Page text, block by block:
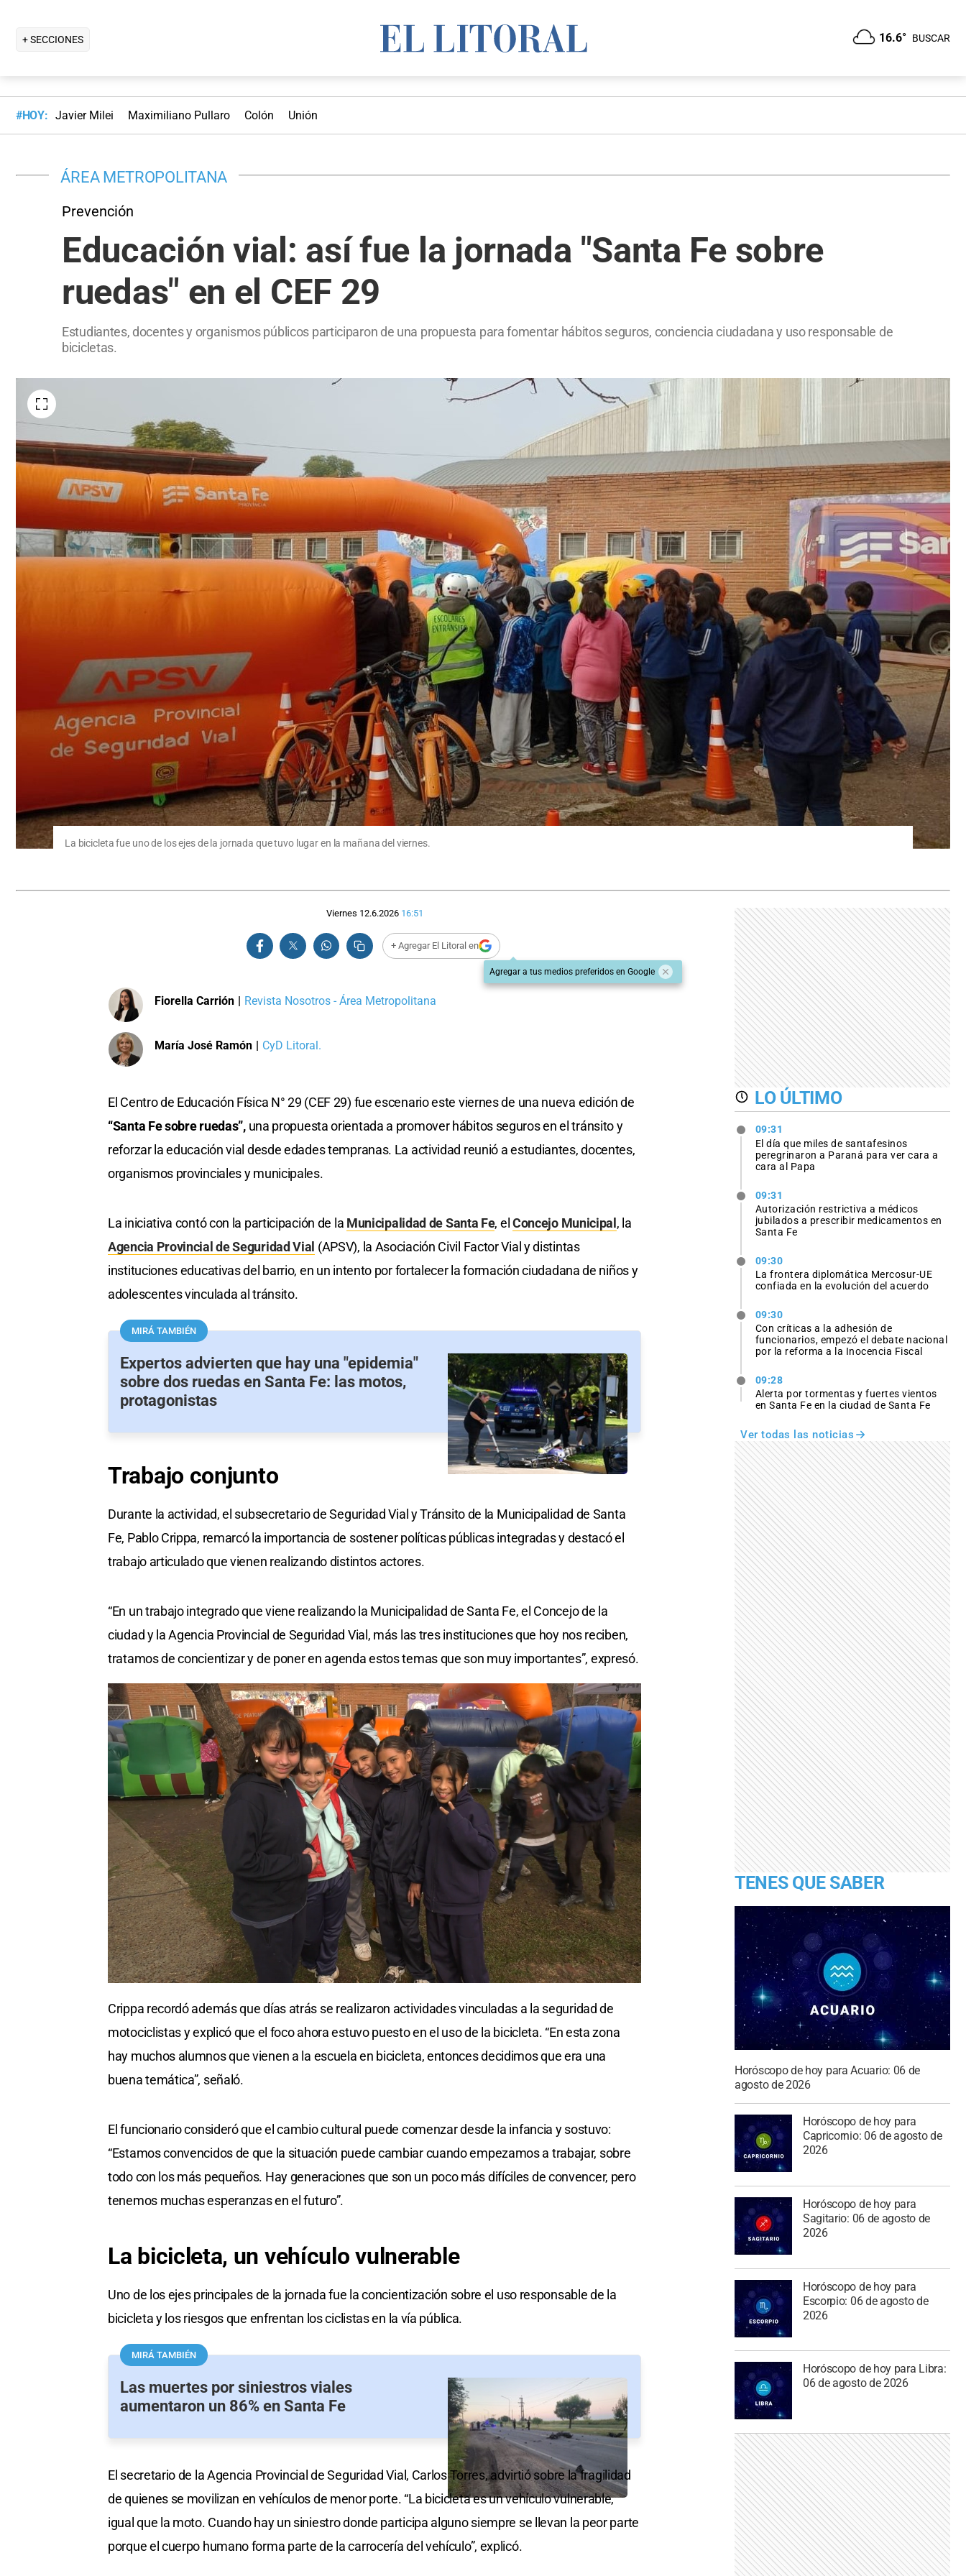
+ SECCIONES 16.6° BUSCAR
#HOY: Javier Milei Maximiliano Pullaro Colón Unión
ÁREA METROPOLITANA
Prevención
Educación vial: así fue la jornada "Santa Fe sobre
ruedas" en el CEF 29
Estudiantes, docentes y organismos públicos participaron de una propuesta para fomentar hábitos seguros, conciencia ciudadana y uso responsable de
bicicletas.
La bicicleta fue uno de los ejes de la jornada que tuvo lugar en la mañana del viernes.
Viernes 12.6.2026 16:51
+ Agregar El Litoral en
Agregar a tus medios preferidos en Google
Fiorella Carrión | Revista Nosotros - Área Metropolitana
María José Ramón | CyD Litoral.
El Centro de Educación Física N° 29 (CEF 29) fue escenario este viernes de una nueva edición de
“Santa Fe sobre ruedas”,una propuesta orientada a promover hábitos seguros en el tránsito y
reforzar la educación vial desde edades tempranas. La actividad reunió a estudiantes, docentes,
organismos provinciales y municipales.
La iniciativa contó con la participación de la Municipalidad de Santa Fe, el Concejo Municipal , la
Agencia Provincial de Seguridad Vial (APSV), la Asociación Civil Factor Vial y distintas
instituciones educativas del barrio, en un intento por fortalecer la formación ciudadana de niños y
adolescentes vinculada al tránsito.
MIRÁ TAMBIÉN
Expertos advierten que hay una "epidemia"
sobre dos ruedas en Santa Fe: las motos,
protagonistas
Trabajo conjunto
Durante la actividad, el subsecretario de Seguridad Vial y Tránsito de la Municipalidad de Santa
Fe, Pablo Crippa, remarcó la importancia de sostener políticas públicas integradas y destacó el
trabajo articulado que vienen realizando distintos actores.
“En un trabajo integrado que viene realizando la Municipalidad de Santa Fe, el Concejo de la
ciudad y la Agencia Provincial de Seguridad Vial, más las tres instituciones que hoy nos reciben,
tratamos de concientizar y de poner en agenda estos temas que son muy importantes”, expresó.
Crippa recordó además que días atrás se realizaron actividades vinculadas a la seguridad de
motociclistas y explicó que el foco ahora estuvo puesto en el uso de la bicicleta. “En esta zona
hay muchos alumnos que vienen a la escuela en bicicleta, entonces decidimos que era una
buena temática”, señaló.
El funcionario consideró que el cambio cultural puede comenzar desde la infancia y sostuvo:
“Estamos convencidos de que la situación puede cambiar cuando empezamos a trabajar, sobre
todo con los más pequeños. Hay generaciones que son un poco más difíciles de convencer, pero
tenemos muchas esperanzas en el futuro”.
La bicicleta, un vehículo vulnerable
Uno de los ejes principales de la jornada fue la concientización sobre el uso responsable de la
bicicleta y los riesgos que enfrentan los ciclistas en la vía pública.
MIRÁ TAMBIÉN
Las muertes por siniestros viales
aumentaron un 86% en Santa Fe
El secretario de la Agencia Provincial de Seguridad Vial, Carlos Torres, advirtió sobre la fragilidad
de quienes se movilizan en vehículos de menor porte. “La bicicleta es un vehículo vulnerable,
igual que la moto. Cuando hay un siniestro donde participa alguno siempre se llevan la peor parte
porque el cuerpo humano forma parte de la carrocería del vehículo”, explicó.
LO ÚLTIMO
09:31
El día que miles de santafesinos
peregrinaron a Paraná para ver cara a
cara al Papa
09:31
Autorización restrictiva a médicos
jubilados a prescribir medicamentos en
Santa Fe
09:30
La frontera diplomática Mercosur-UE
confiada en la evolución del acuerdo
09:30
Con críticas a la adhesión de
funcionarios, empezó el debate nacional
por la reforma a la Inocencia Fiscal
09:28
Alerta por tormentas y fuertes vientos
en Santa Fe en la ciudad de Santa Fe
Ver todas las noticias
TENES QUE SABER
Horóscopo de hoy para Acuario: 06 de
agosto de 2026
Horóscopo de hoy para
Capricornio: 06 de agosto de
2026
Horóscopo de hoy para
Sagitario: 06 de agosto de
2026
Horóscopo de hoy para
Escorpio: 06 de agosto de
2026
Horóscopo de hoy para Libra:
06 de agosto de 2026